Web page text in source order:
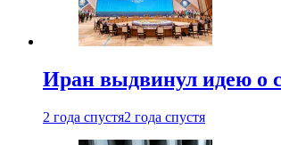
Иран выдвинул идею о
2 года спустя2 года спустя